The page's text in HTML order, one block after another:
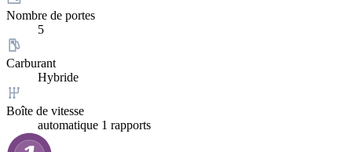
Nombre de portes
5
Carburant
Hybride
Boîte de vitesse
automatique 1 rapports